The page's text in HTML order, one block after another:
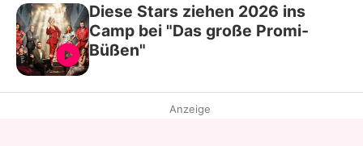
Diese Stars ziehen 2026 ins
Camp bei "Das große Promi-
Büßen"
Anzeige